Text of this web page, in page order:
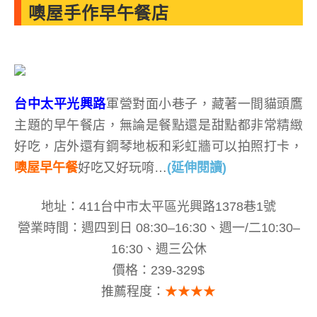
噢屋手作早午餐店
台中太平光興路軍營對面小巷子，藏著一間貓頭鷹
主題的早午餐店，無論是餐點還是甜點都非常精緻
好吃，店外還有鋼琴地板和彩虹牆可以拍照打卡，
噢屋早午餐好吃又好玩唷…(延伸閱讀)
地址：411台中市太平區光興路1378巷1號
營業時間：週四到日 08:30–16:30、週一/二10:30–
16:30、週三公休
價格：239-329$
推薦程度： ★★★★